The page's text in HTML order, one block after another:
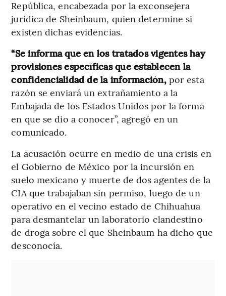
República, encabezada por la exconsejera
jurídica de Sheinbaum, quien determine si
existen dichas evidencias.
“Se informa que en los tratados vigentes hay
provisiones específicas que establecen la
confidencialidad de la información,por esta
razón se enviará un extrañamiento a la
Embajada de los Estados Unidos por la forma
en que se dio a conocer”, agregó en un
comunicado.
La acusación ocurre en medio de una crisis en
el Gobierno de México por la incursión en
suelo mexicano y muerte de dos agentes de la
CIA que trabajaban sin permiso, luego de un
operativo en el vecino estado de Chihuahua
para desmantelar un laboratorio clandestino
de droga sobre el que Sheinbaum ha dicho que
desconocía.